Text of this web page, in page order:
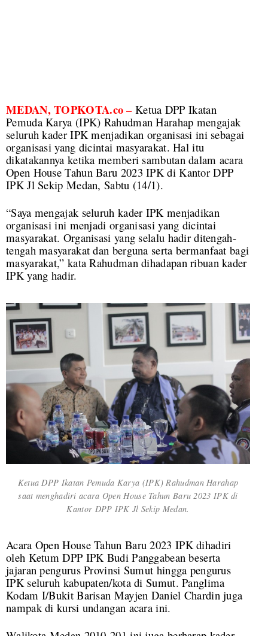
MEDAN, TOPKOTA.co – Ketua DPP Ikatan
Pemuda Karya (IPK) Rahudman Harahap mengajak
seluruh kader IPK menjadikan organisasi ini sebagai
organisasi yang dicintai masyarakat. Hal itu
dikatakannya ketika memberi sambutan dalam acara
Open House Tahun Baru 2023 IPK di Kantor DPP
IPK Jl Sekip Medan, Sabtu (14/1).
“Saya mengajak seluruh kader IPK menjadikan
organisasi ini menjadi organisasi yang dicintai
masyarakat. Organisasi yang selalu hadir ditengah-
tengah masyarakat dan berguna serta bermanfaat bagi
masyarakat,” kata Rahudman dihadapan ribuan kader
IPK yang hadir.
Ketua DPP Ikatan Pemuda Karya (IPK) Rahudman Harahap
saat menghadiri acara Open House Tahun Baru 2023 IPK di
Kantor DPP IPK Jl Sekip Medan.
Acara Open House Tahun Baru 2023 IPK dihadiri
oleh Ketum DPP IPK Budi Panggabean beserta
jajaran pengurus Provinsi Sumut hingga pengurus
IPK seluruh kabupaten/kota di Sumut. Panglima
Kodam I/Bukit Barisan Mayjen Daniel Chardin juga
nampak di kursi undangan acara ini.